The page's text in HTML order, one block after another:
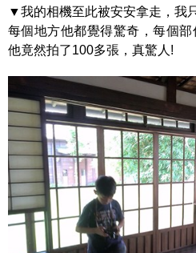
▼我的相機至此被安安拿走，我
每個地方他都覺得驚奇，每個部
他竟然拍了100多張，真驚人!